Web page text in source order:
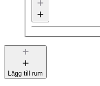
Lägg till rum